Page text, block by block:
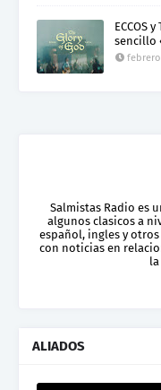
ECCOS
sencillo
febrero
Salmistas Radio es
algunos clasicos a
español, ingles y
con noticias en
ALIADOS